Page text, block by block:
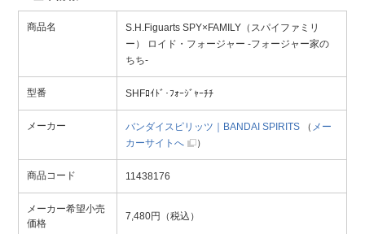
商品名
S.H.Figuarts SPY×FAMILY（スパイファミリ
ー） ロイド・フォージャー -フォージャー家の
ちち-
型番 SHFﾛｲﾄﾞ･ﾌｫｰｼﾞｬｰﾁﾁ
メーカー バンダイスピリッツ｜BANDAI SPIRITS （ メー
カーサイトへ
）
商品コード 11438176
メーカー希望小売
価格
7,480円（税込）